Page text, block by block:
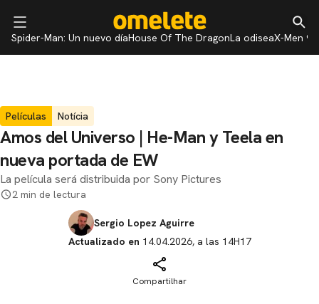
Spider-Man: Un nuevo díaHouse Of The DragonLa odiseaX-Men 97
Películas Notícia
Amos del Universo | He-Man y Teela en
nueva portada de EW
La película será distribuida por Sony Pictures
2 min de lectura
Sergio Lopez Aguirre
Actualizado en 14.04.2026, a las 14H17
Compartilhar